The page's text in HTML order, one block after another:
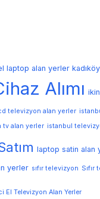
laptop alan yerler kadıköy
Alımı
televizyon alan yerler
tv alan yerler istanbul
laptop satin alan
yerler sıfır televizyon Sıfır
El Televizyon Alan Yerler